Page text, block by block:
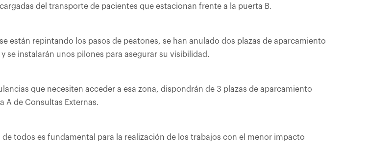
del transporte de pacientes que estacionan frente a la puerta B.
están repintando los pasos de peatones, se han anulado dos plazas de aparcamiento
se instalarán unos pilones para asegurar su visibilidad.
que necesiten acceder a esa zona, dispondrán de 3 plazas de aparcamiento
A de Consultas Externas.
de todos es fundamental para la realización de los trabajos con el menor impacto